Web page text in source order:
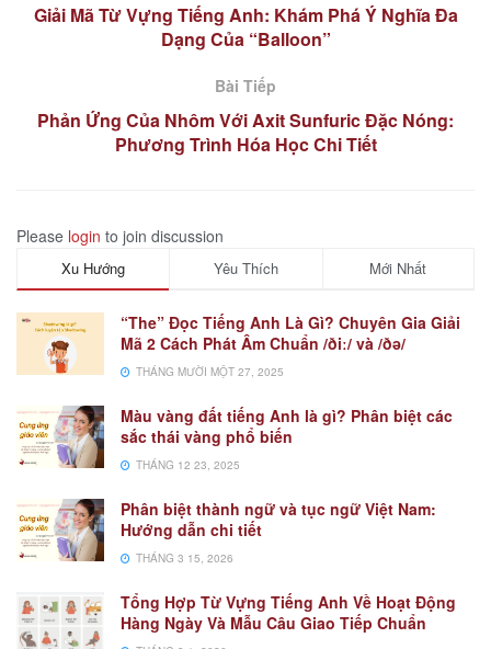
Giải Mã Từ Vựng Tiếng Anh: Khám Phá Ý Nghĩa Đa
Dạng Của “Balloon”
Bài Tiếp
Phản Ứng Của Nhôm Với Axit Sunfuric Đặc Nóng:
Phương Trình Hóa Học Chi Tiết
Please login to join discussion
Xu Hướng Yêu Thích Mới Nhất
“The” Đọc Tiếng Anh Là Gì? Chuyên Gia Giải
Mã 2 Cách Phát Âm Chuẩn /ðiː/ và /ðə/
THÁNG MƯỜI MỘT 27, 2025
Màu vàng đất tiếng Anh là gì? Phân biệt các
sắc thái vàng phổ biến
THÁNG 12 23, 2025
Phân biệt thành ngữ và tục ngữ Việt Nam:
Hướng dẫn chi tiết
THÁNG 3 15, 2026
Tổng Hợp Từ Vựng Tiếng Anh Về Hoạt Động
Hàng Ngày Và Mẫu Câu Giao Tiếp Chuẩn